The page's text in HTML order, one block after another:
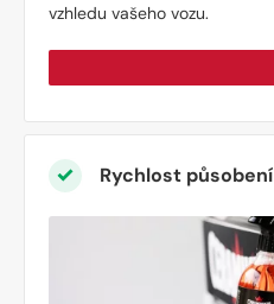
vzhledu vašeho vozu.
Rychlost působení